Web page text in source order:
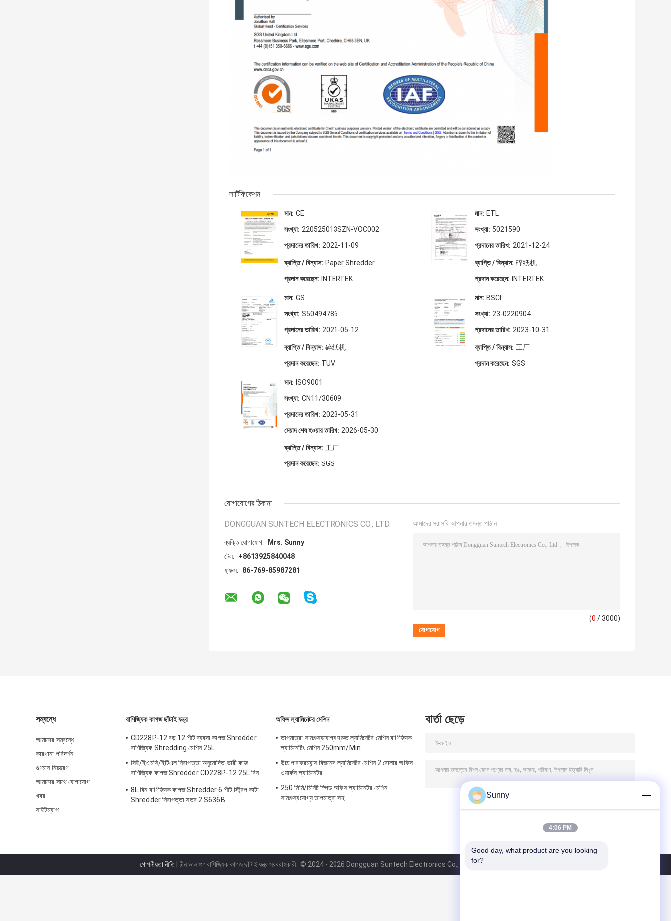
সার্টিফিকেশন
মান: CE
সংখ্যা: 220525013SZN-VOC002
প্রদানের তারিখ: 2022-11-09
ব্যাপ্তি / বিন্যাস: Paper Shredder
প্রদান করেছেন:
INTERTEK
মান: ETL
সংখ্যা: 5021590
প্রদানের তারিখ: 2021-12-24
ব্যাপ্তি / বিন্যাস: 碎纸机
প্রদান করেছেন:
INTERTEK
মান: GS
সংখ্যা: S50494786
প্রদানের তারিখ: 2021-05-12
ব্যাপ্তি / বিন্যাস: 碎纸机
প্রদান করেছেন: TUV
মান: BSCI
সংখ্যা: 23-0220904
প্রদানের তারিখ: 2023-10-31
ব্যাপ্তি / বিন্যাস: 工厂
প্রদান করেছেন: SGS
মান: ISO9001
সংখ্যা: CN11/30609
প্রদানের তারিখ: 2023-05-31
মেয়াদ শেষ হওয়ার তারিখ: 2026-05-30
ব্যাপ্তি / বিন্যাস: 工厂
প্রদান করেছেন: SGS
যোগাযোগের ঠিকানা
DONGGUAN SUNTECH ELECTRONICS CO., LTD.
ব্যক্তি যোগাযোগ:
Mrs. Sunny
টেল:
+8613925840048
ফ্যাক্স:
86-769-85987281
আমাদের সরাসরি আপনার তদন্ত পাঠান
(0 / 3000)
সম্বন্ধে
আমাদের সম্বন্ধে
কারখানা পরিদর্শন
গুণমান নিয়ন্ত্রণ
আমাদের সাথে যোগাযোগ
খবর
সাইটম্যাপ
বাণিজ্যিক কাগজ ছাঁটাই যন্ত্র
CD228P-12 বড় 12 শীট ব্যবসা কাগজ Shredder
বাণিজ্যিক Shredding মেশিন 25L
সিই/ইএমসি/ইটিএল নিরাপত্তা অনুমোদিত ভারী কাজ
বাণিজ্যিক কাগজ Shredder CD228P-12 25L বিন
8L বিন বাণিজ্যিক কাগজ Shredder 6 শীট স্ট্রিপ কাটা
Shredder নিরাপত্তা স্তর 2 S636B
অফিস ল্যামিনেটর মেশিন
তাপমাত্রা সামঞ্জস্যযোগ্য দ্রুত ল্যামিনেটর মেশিন বাণিজ্যিক
ল্যামিনেটিং মেশিন 250mm/Min
উচ্চ পারফরম্যান্স বিজনেস ল্যামিনেটর মেশিন 2 রোলার অফিস
ওয়ার্কস ল্যামিনেটর
250 মিমি/মিনিট স্পিড অফিস ল্যামিনেটর মেশিন
সামঞ্জস্যযোগ্য তাপমাত্রা সহ
বার্তা ছেড়ে
গোপনীয়তা নীতি| চীন ভাল গুণ বাণিজ্যিক কাগজ ছাঁটাই যন্ত্র সরবরাহকারী. © 2024 - 2026 Dongguan Suntech Electronics Co., Ltd.. All Rights Reserved.
Sunny
4:06 PM
Good day, what product are you looking
for?